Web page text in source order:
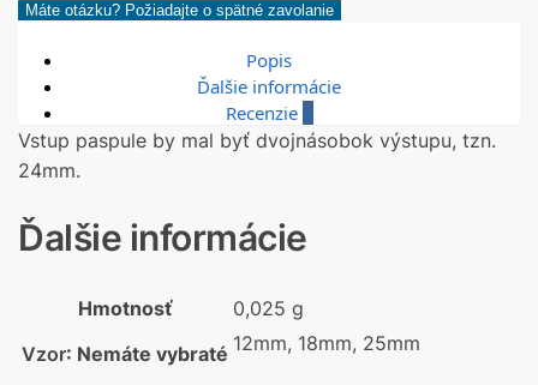
Máte otázku? Požiadajte o spätné zavolanie
Popis
Ďalšie informácie
Recenzie 0
Vstup paspule by mal byť dvojnásobok výstupu, tzn.
24mm.
Ďalšie informácie
Hmotnosť
0,025 g
Vzor: Nemáte vybraté 12mm, 18mm, 25mm